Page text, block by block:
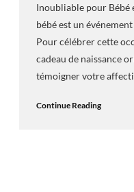
Inoubliable pour Bébé
bébé est un
Pour célébrer cette
cadeau de naissance
témoigner votre
Continue Reading